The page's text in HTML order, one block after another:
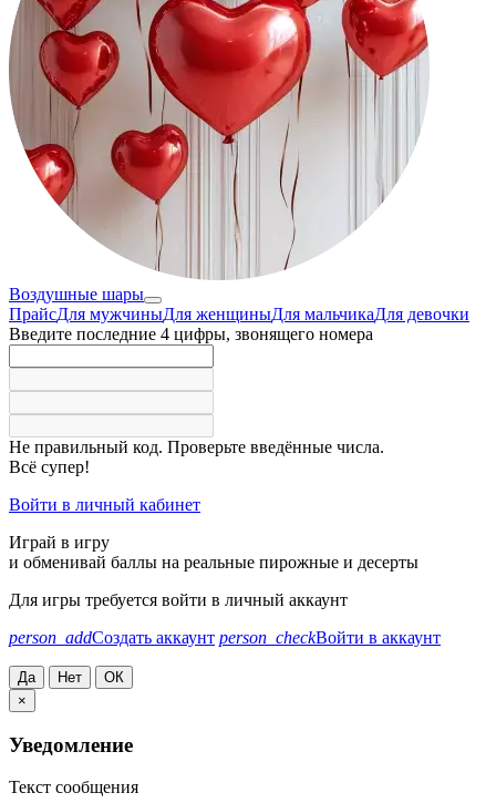
Воздушные шары
ПрайсДля мужчиныДля женщиныДля мальчикаДля девочки
Введите последние 4 цифры, звонящего номера
Не правильный код. Проверьте введённые числа.
Всё супер!
Войти в личный кабинет
Играй в игру
и обменивай баллы на реальные пирожные и десерты
Для игры требуется войти в личный аккаунт
person_addСоздать аккаунт person_checkВойти в аккаунт
Да Нет
ОК
×
Уведомление
Текст сообщения